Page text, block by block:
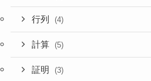
行列 (4)
計算 (5)
証明 (3)